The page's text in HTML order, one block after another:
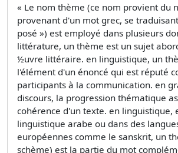
« Le nom thème (ce nom provient du
provenant d'un mot grec, se
posé ») est employé dans plusieurs
littérature, un thème est un sujet
½uvre littéraire. en linguistique, un
l'élément d'un énoncé qui est réputé
participants à la communication. en
discours, la progression thématique
cohérence d'un texte. en linguistique,
linguistique arabe ou dans des
européennes comme le sanskrit, un
schème) est la partie du mot